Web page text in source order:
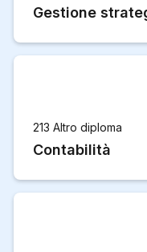
Gestione
213 Altro diploma
Contabilità